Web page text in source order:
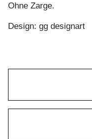
Ohne Zarge.
Design: gg designart